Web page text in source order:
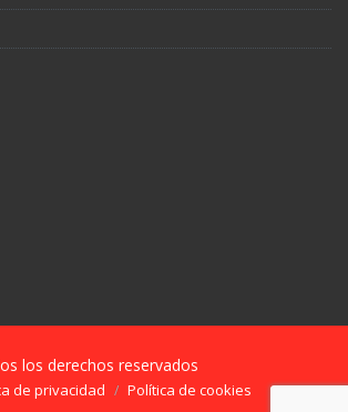
los derechos reservados
de privacidad
Política de cookies